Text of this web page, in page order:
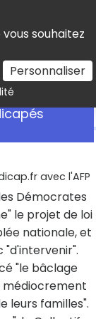
souhaitez
Personnaliser
avec l'AFP
Démocrates
le projet de loi
nationale, et
"d'intervenir".
"le bâclage
médiocrement
leurs familles".